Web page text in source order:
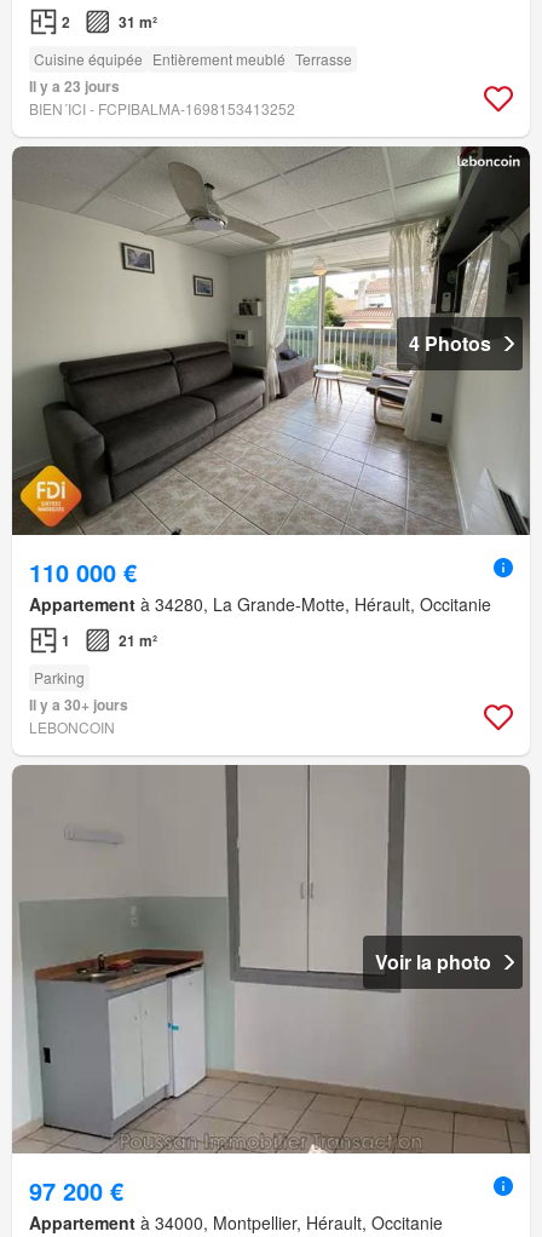
2 31 m²
Cuisine équipée Entièrement meublé Terrasse
Il y a 23 jours
BIEN´ICI - FCPIBALMA-1698153413252
4 Photos
110 000 €
Appartement à 34280, La Grande-Motte, Hérault, Occitanie
1 21 m²
Parking
Il y a 30+ jours
LEBONCOIN
Voir la photo
97 200 €
Appartement à 34000, Montpellier, Hérault, Occitanie